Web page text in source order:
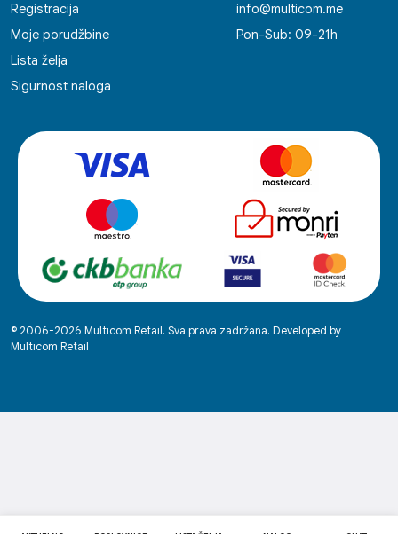
Registracija
Moje porudžbine
Lista želja
Sigurnost naloga
info@multicom.me
Pon-Sub: 09-21h
© 2006-2026 Multicom Retail. Sva prava zadržana. Developed by
Multicom Retail